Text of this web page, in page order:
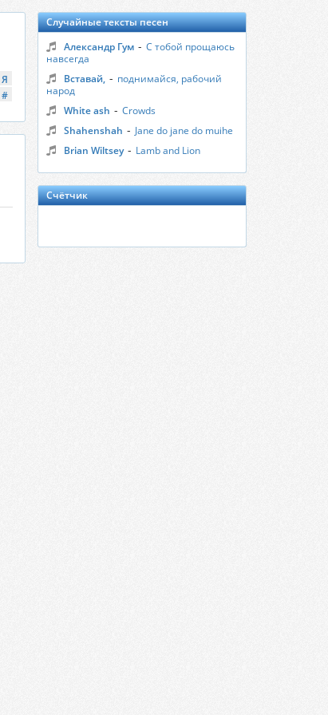
Я
#
Случайные тексты песен
Александр Гум - С тобой прощаюсь
навсегда
Вставай, - поднимайся, рабочий
народ
White ash - Crowds
Shahenshah - Jane do jane do muihe
Brian Wiltsey - Lamb and Lion
Счётчик